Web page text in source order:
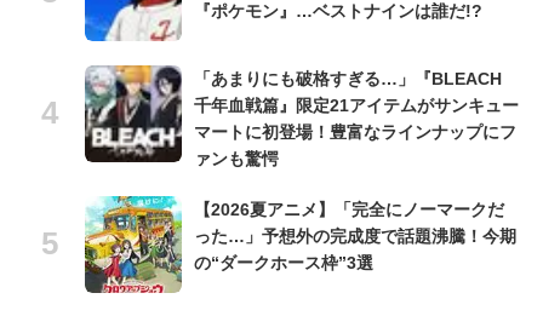
『ポケモン』…ベストナインは誰だ!?
「あまりにも破格すぎる…」『BLEACH
千年血戦篇』限定21アイテムがサンキュー
マートに初登場！豊富なラインナップにフ
ァンも驚愕
【2026夏アニメ】「完全にノーマークだ
った…」予想外の完成度で話題沸騰！今期
の“ダークホース枠”3選